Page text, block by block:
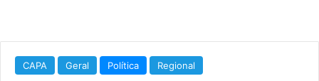
CAPA Geral Política Regional